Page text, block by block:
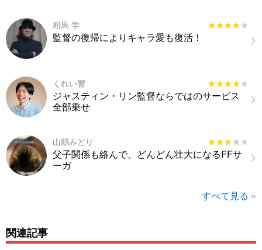
相馬 学 ★★★★★
★★★★★
監督の復帰によりキャラ愛も復活！
くれい響 ★★★★★
★★★★★
ジャスティン・リン監督ならではのサービス
全部乗せ
山縣みどり ★★★★★
★★★★★
父子関係も絡んで、どんどん壮大になるFFサ
ーガ
すべて見る »
関連記事